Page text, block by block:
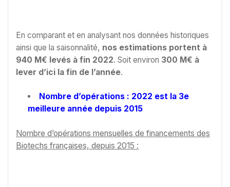
En comparant et en analysant nos données historiques
ainsi que la saisonnalité, nos estimations portent à
940 M€ levés à fin 2022. Soit environ 300 M€ à
lever d’ici la fin de l’année.
Nombre d’opérations : 2022 est la 3e
meilleure année depuis 2015
Nombre d’opérations mensuelles de financements des
Biotechs françaises, depuis 2015 :